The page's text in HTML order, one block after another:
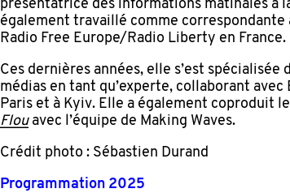
présentatrice des informations matinales à
également travaillé comme correspondante
Radio Free Europe/Radio Liberty en France.
Ces dernières années, elle s’est spécialisée
médias en tant qu’experte, collaborant avec
Paris et à Kyiv. Elle a également coproduit
Flouavec l’équipe de Making Waves.
Crédit photo : Sébastien Durand
Programmation 2025